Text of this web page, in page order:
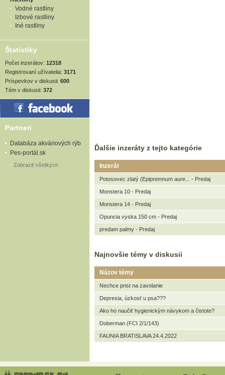
Vodné rastliny
Izbové rastliny
Iné rastliny
Štatistiky
Počet inzerátov: 12318
Registrovaní užívatelia: 3171
Príspevkov v diskusii: 600
Tém v diskusii: 372
Partneri
Databáza akváriových rýb
Pes-portál.sk
Zobraziť všetkých
Ďalšie inzeráty z tejto kategórie
Inzerát
Potosovec zlatý (Epipremnum aure... - Predaj
Monstera 10 - Predaj
Monstera 14 - Predaj
Opuncia vyska 150 cm - Predaj
predam palmy - Predaj
Najnovšie témy v diskusii
Názov témy
Nechce prist na zavolanie
Depresia, úzkosť u psa???
Ako ho naučiť hygienickým návykom a čistote?
Doberman (FCI 2/1/143)
FAUNIA BRATISLAVA 24.4.2022